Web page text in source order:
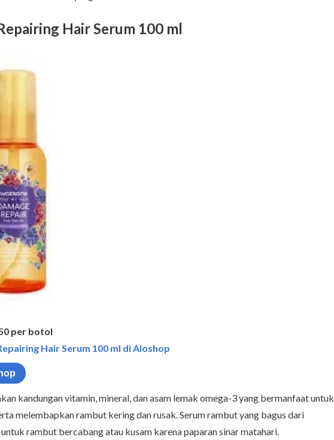
Hair Serum 100 ml
per botol
Hair Serum 100 ml di Aloshop
kandungan vitamin, mineral, dan asam lemak omega-3 yang bermanfaat untuk
melembapkan rambut kering dan rusak. Serum rambut yang bagus dari
rambut bercabang atau kusam karena paparan sinar matahari.